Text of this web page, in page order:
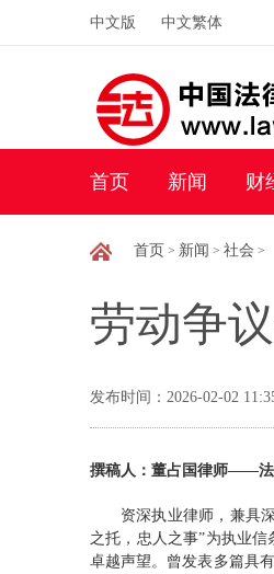
中文版 中文繁体
首页 新闻 财
首页 > 新闻 > 社会 >
劳动争
发布时间：2026-02-02
撰稿人：董占国律师——法
资深执业律师，兼具
之托，忠人之事”为执业
卓越声望。曾发表多篇具